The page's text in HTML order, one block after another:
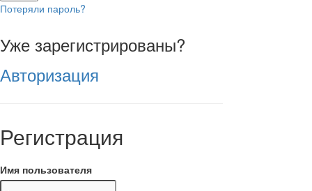
Потеряли пароль?
Уже зарегистрированы?
Авторизация
Регистрация
Имя пользователя